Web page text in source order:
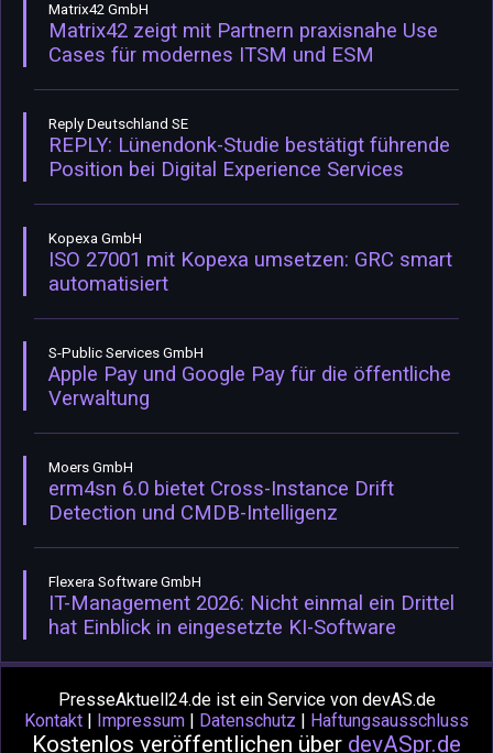
Matrix42 GmbH
Matrix42 zeigt mit Partnern praxisnahe Use
Cases für modernes ITSM und ESM
Reply Deutschland SE
REPLY: Lünendonk-Studie bestätigt führende
Position bei Digital Experience Services
Kopexa GmbH
ISO 27001 mit Kopexa umsetzen: GRC smart
automatisiert
S-Public Services GmbH
Apple Pay und Google Pay für die öffentliche
Verwaltung
Moers GmbH
erm4sn 6.0 bietet Cross-Instance Drift
Detection und CMDB-Intelligenz
Flexera Software GmbH
IT-Management 2026: Nicht einmal ein Drittel
hat Einblick in eingesetzte KI-Software
PresseAktuell24.de ist ein Service von devAS.de
Kontakt
Impressum Datenschutz Haftungsausschluss
Kostenlos veröffentlichen über devASpr.de